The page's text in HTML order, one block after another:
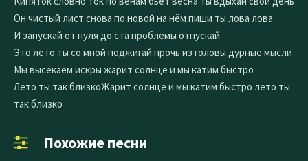
Он чистый лист снова по новой на нём пиши ты лова лова
И запускай от нуля до ста проблемы отпускай
Это лето ты со мной поджигай прочь из головы дурные мысли
Мы высекаем искры жарит солнце и мы катим быстро
Лето ты так близкоЖарит солнце и мы катим быстро лето ты
так близко
Похожие песни